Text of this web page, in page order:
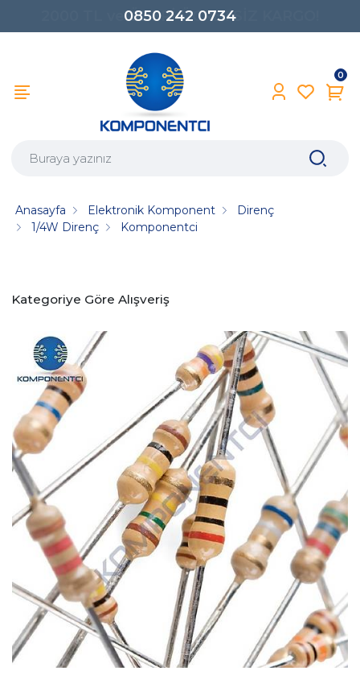
0850 242 0734
0
Anasayfa Elektronik Komponent
Direnç
1/4W Direnç
Komponentci
Kategoriye Göre Alışveriş